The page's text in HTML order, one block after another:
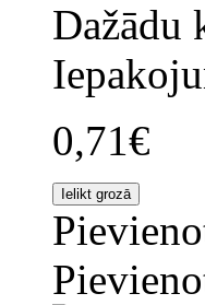
Dažādu
0,71€